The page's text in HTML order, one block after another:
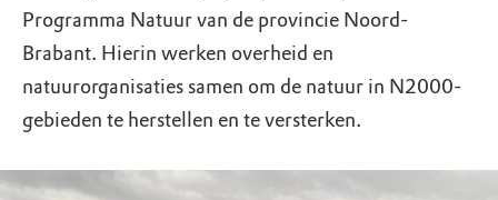
Programma Natuur van de provincie Noord-
Brabant. Hierin werken overheid en
natuurorganisaties samen om de natuur in N2000-
gebieden te herstellen en te versterken.